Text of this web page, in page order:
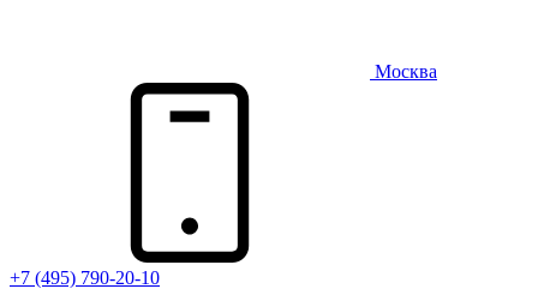
Москва
+7 (495) 790-20-10